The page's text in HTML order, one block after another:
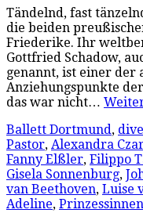
Tändelnd, fast
die beiden
Friederike. Ihr
Gottfried Schadow,
genannt, ist einer der
Anziehungspunkte
das war nicht…
Ballett Dortmund,
Pastor, Alexandra
Fanny Elßler, Filippo
Gisela Sonnenburg,
van Beethoven, Luise
Adeline,